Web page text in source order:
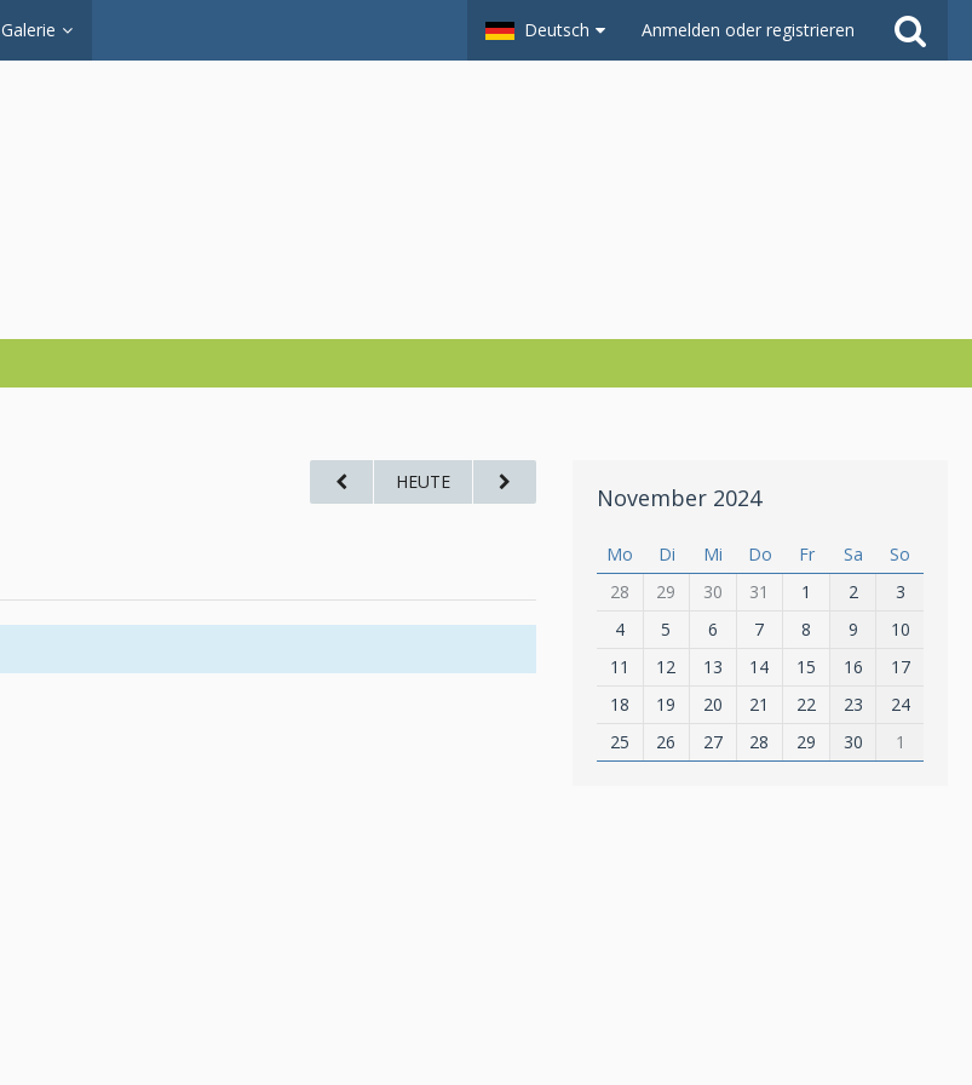
Galerie Deutsch Anmelden oder registrieren
HEUTE
November 2024
Mo Di Mi Do Fr Sa
So
28
29 30 31 1 2
3
4
5 6 7 8 9
10
11
12 13 14 15 16
17
18
19 20 21 22 23
24
25
26 27 28 29 30 1